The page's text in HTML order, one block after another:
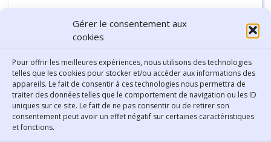
Gérer le consentement aux
cookies
Pour offrir les meilleures expériences, nous utilisons des technologies
telles que les cookies pour stocker et/ou accéder aux informations des
appareils. Le fait de consentir à ces technologies nous permettra de
traiter des données telles que le comportement de navigation ou les ID
uniques sur ce site. Le fait de ne pas consentir ou de retirer son
consentement peut avoir un effet négatif sur certaines caractéristiques
et fonctions.
navigateur pour mon prochain commentaire.